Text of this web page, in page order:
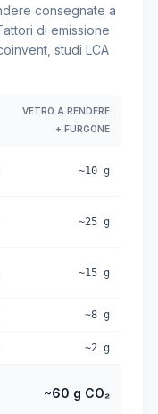
consegnate a
di emissione
studi LCA
VETRO A RENDERE
+ FURGONE
~10 g
~25 g
~15 g
~8 g
~2 g
~60 g CO₂